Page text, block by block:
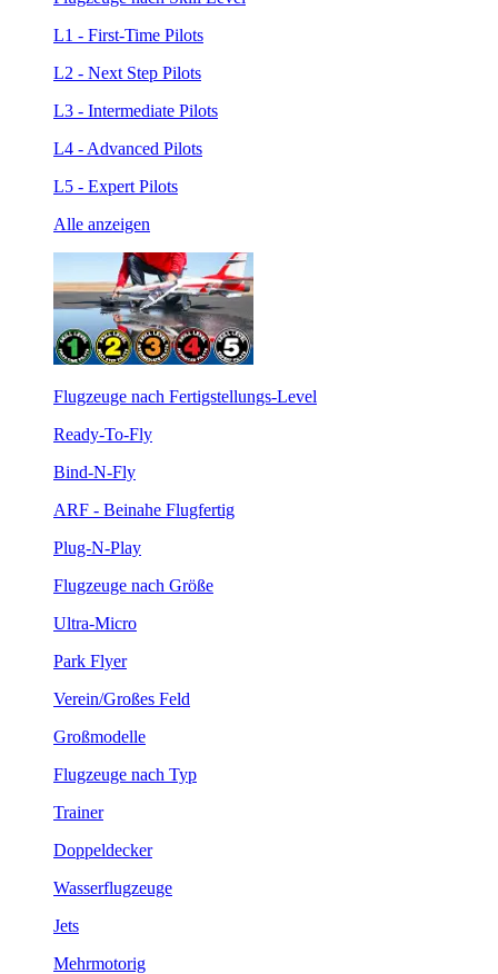
L1 - First-Time Pilots
L2 - Next Step Pilots
L3 - Intermediate Pilots
L4 - Advanced Pilots
L5 - Expert Pilots
Alle anzeigen
Flugzeuge nach Fertigstellungs-Level
Ready-To-Fly
Bind-N-Fly
ARF - Beinahe Flugfertig
Plug-N-Play
Flugzeuge nach Größe
Ultra-Micro
Park Flyer
Verein/Großes Feld
Großmodelle
Flugzeuge nach Typ
Trainer
Doppeldecker
Wasserflugzeuge
Jets
Mehrmotorig